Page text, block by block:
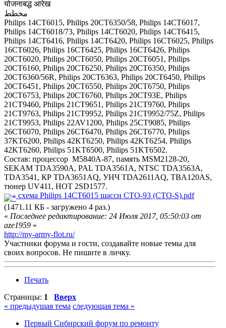
योजनाबद्ध आरेख
مخطط
Philips 14CT6015, Philips 20CT6350/58, Philips 14CT6017,
Philips 14CT6018/73, Philips 14CT6020, Philips 14CT6415,
Philips 14CT6416, Philips 14CT6420, Philips 16CT6025, Philips
16CT6026, Philips 16CT6425, Philips 16CT6426, Philips
20CT6020, Philips 20CT6050, Philips 20CT6051, Philips
20CT6160, Philips 20CT6250, Philips 20CT6350, Philips
20CT6360/56R, Philips 20CT6363, Philips 20CT6450, Philips
20CT6451, Philips 20CT6550, Philips 20CT6750, Philips
20CT6753, Philips 20CT6760, Philips 20CT93E, Philips
21CT9460, Philips 21CT9651, Philips 21CT9760, Philips
21CT9763, Philips 21CT9952, Philips 21CT9952/75Z, Philips
21CT9953, Philips 22AV1200, Philips 25CT9085, Philips
26CT6070, Philips 26CT6470, Philips 26CT6770, Philips
37KT6200, Philips 42KT6250, Philips 42KT6254, Philips
42KT6260, Philips 51KT6500, Philips 51KT6502.
Состав: процессор М5840А-87, память MSM2128-20,
SEKAM TDA3590A, PAL TDA3561A, NTSC TDA3563A,
TDA3541, КР TDA3651AQ, УНЧ TDA2611AQ, TBA120AS,
тюнер UV411, HOT 2SD1577.
схема Philips 14CT6015 шасси CTO-93 (CTO-S).pdf
(1471.11 КБ - загружено 4 раз.)
« Последнее редактирование: 24 Июля 2017, 05:50:03 от
aze1959 »
http://my-army-flot.ru/
Участники форума и гости, создавайте новые темы для
своих вопросов. Не пишите в личку.
Печать
Страницы: 1
Вверх
« предыдущая тема следующая тема »
Первый Сибирский форум по ремонту